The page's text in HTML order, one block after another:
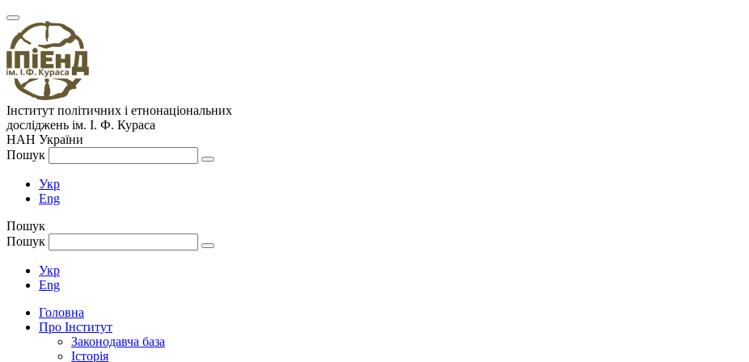
Інститут політичних і етнонаціональних
досліджень ім. І. Ф. Кураса
НАН України
Пошук
Укр
Eng
Пошук
Пошук
Укр
Eng
Головна
Про Інститут
Законодавча база
Історія